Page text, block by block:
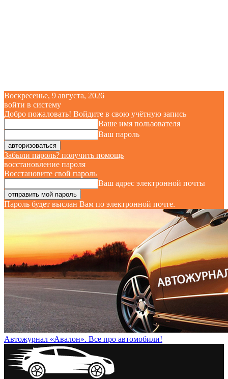
Воскресенье, 9 августа, 2026
войти в систему
Добро пожаловать! Войдите в свою учётную запись
Ваше имя пользователя
Ваш пароль
Забыли пароль? получить помощь
восстановление пароля
Восстановите свой пароль
Ваш адрес электронной почты
Пароль будет выслан Вам по электронной почте.
Автожурнал «Авалон». Все про автомобили!